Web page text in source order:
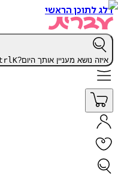
דלג לתוכן הראשי
איזה נושא מעניין אותך היום?K